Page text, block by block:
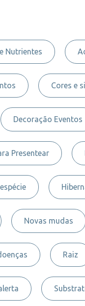
Nutrientes
Cores e
Decoração Eventos
Presentear
Novas mudas
Raiz